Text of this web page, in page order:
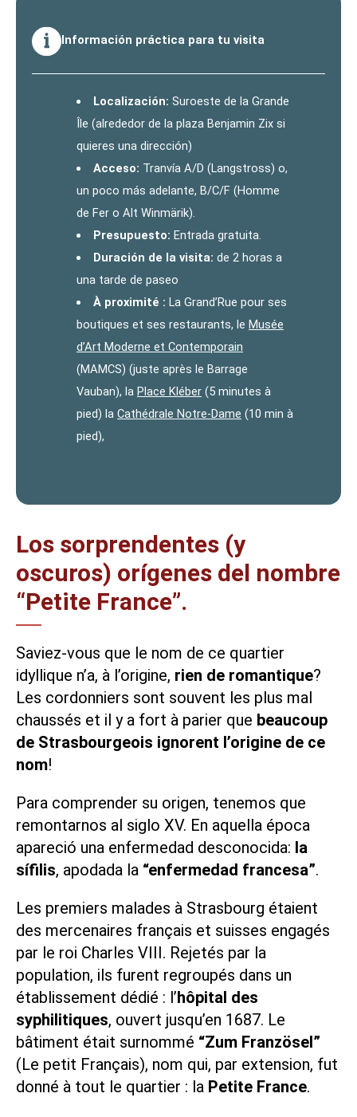
Información práctica para tu visita
Localización: Suroeste de la Grande
Île (alrededor de la plaza Benjamin Zix si
quieres una dirección)
Acceso: Tranvía A/D (Langstross) o,
un poco más adelante, B/C/F (Homme
de Fer o Alt Winmärik).
Presupuesto: Entrada gratuita.
Duración de la visita: de 2 horas a
una tarde de paseo
À proximité : La Grand’Rue pour ses
boutiques et ses restaurants, le Musée
d’Art Moderne et Contemporain
(MAMCS) (juste après le Barrage
Vauban), la Place Kléber (5 minutes à
pied) la Cathédrale Notre-Dame (10 min à
pied),
Los sorprendentes (y
oscuros) orígenes del nombre
“Petite France”.
Saviez-vous que le nom de ce quartier
idyllique n’a, à l’origine, rien de romantique?
Les cordonniers sont souvent les plus mal
chaussés et il y a fort à parier que beaucoup
de Strasbourgeois ignorent l’origine de ce
nom!
Para comprender su origen, tenemos que
remontarnos al siglo XV. En aquella época
apareció una enfermedad desconocida: la
sífilis, apodada la “enfermedad francesa”.
Les premiers malades à Strasbourg étaient
des mercenaires français et suisses engagés
par le roi Charles VIII. Rejetés par la
population, ils furent regroupés dans un
établissement dédié : l’hôpital des
syphilitiques, ouvert jusqu’en 1687. Le
bâtiment était surnommé “Zum Französel”
(Le petit Français), nom qui, par extension, fut
donné à tout le quartier : la Petite France.